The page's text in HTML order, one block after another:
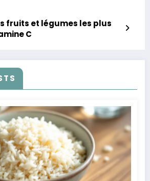
fruits et légumes les plus
C